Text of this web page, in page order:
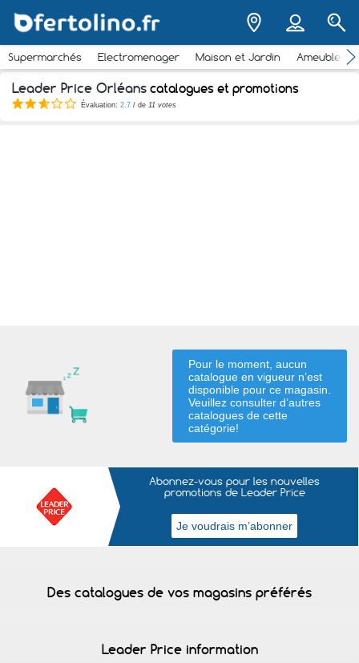
Supermarchés Electromenager Maison et Jardin
Leader Price Orléans catalogues et promotions
Évaluation: 2.7 / de 11 votes
Pour le moment, aucun
catalogue en vigueur n’est
disponible pour ce magasin.
Veuillez consulter d’autres
catalogues de cette
catégorie!
Abonnez-vous pour les nouvelles
promotions de Leader Price
Des catalogues de vos magasins préférés
Leader Price information